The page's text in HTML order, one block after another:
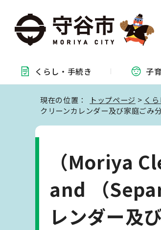
くらし・ 手続き 子
現在の位置： トップページ > く
クリーンカレンダー及び家庭ごみ
（Moriya
and （
レンダー及